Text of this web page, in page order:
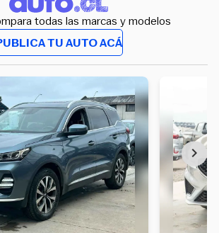
todas las marcas y modelos
TU AUTO ACÁ